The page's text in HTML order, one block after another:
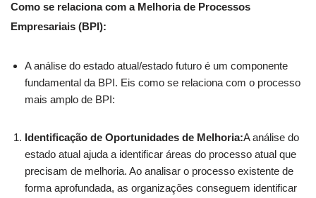
Como se relaciona com a Melhoria de Processos
Empresariais (BPI):
A análise do estado atual/estado futuro é um componente
fundamental da BPI. Eis como se relaciona com o processo
mais amplo de BPI:
Identificação de Oportunidades de Melhoria:A análise do
estado atual ajuda a identificar áreas do processo atual que
precisam de melhoria. Ao analisar o processo existente de
forma aprofundada, as organizações conseguem identificar